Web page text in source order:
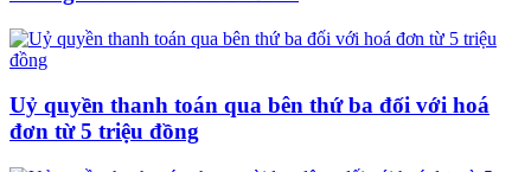
Uỷ quyền thanh toán qua bên thứ ba đối với hoá
đơn từ 5 triệu đồng